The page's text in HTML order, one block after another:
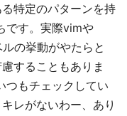
特定のパターンを持
です。実際vimや
の挙動がやたらと
することもありま
つもチェックしてい
レがないわー、あり